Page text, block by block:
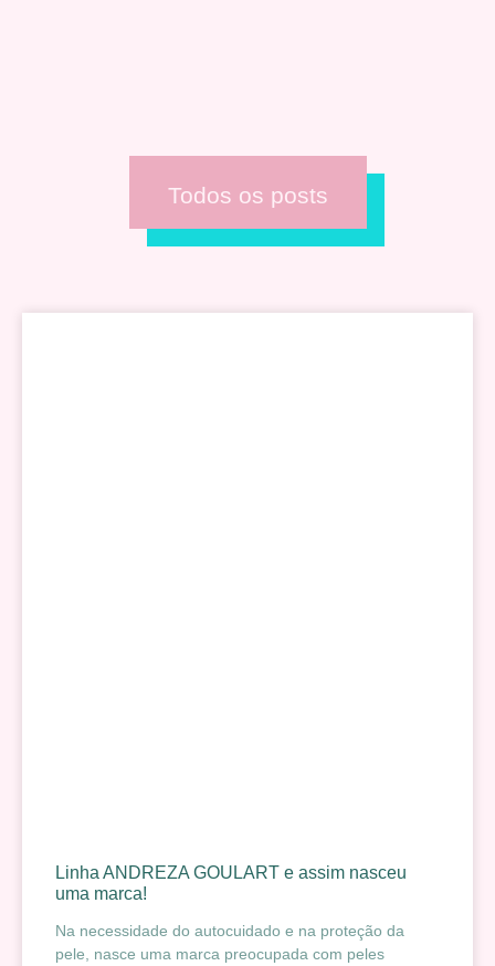
Todos os posts
Linha ANDREZA GOULART e assim nasceu
uma marca!
Na necessidade do autocuidado e na proteção da
pele, nasce uma marca preocupada com peles